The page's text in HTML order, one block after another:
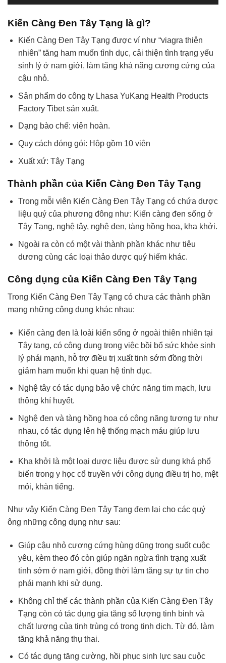
Kiến Càng Đen Tây Tạng là gì?
Kiến Càng Đen Tây Tạng được ví như “viagra thiên
nhiên” tăng ham muốn tình dục, cải thiện tình trạng yếu
sinh lý ở nam giới, làm tăng khả năng cương cứng của
cậu nhỏ.
Sản phẩm do công ty Lhasa YuKang Health Products
Factory Tibet sản xuất.
Dạng bào chế: viên hoàn.
Quy cách đóng gói: Hộp gồm 10 viên
Xuất xứ: Tây Tạng
Thành phần của Kiến Càng Đen Tây Tạng
Trong mỗi viên Kiến Càng Đen Tây Tạng có chứa dược
liệu quý của phương đông như: Kiến càng đen sống ở
Tây Tạng, nghệ tây, nghệ đen, tàng hồng hoa, kha khởi.
Ngoài ra còn có một vài thành phần khác như tiêu
dương cùng các loại thảo dược quý hiếm khác.
Công dụng của Kiến Càng Đen Tây Tạng
Trong Kiến Càng Đen Tây Tạng có chưa các thành phần
mang những công dụng khác nhau:
Kiến càng đen là loài kiến sống ở ngoài thiên nhiên tại
Tây tạng, có công dụng trong việc bồi bổ sức khỏe sinh
lý phái mạnh, hỗ trợ điều trị xuất tinh sớm đồng thời
giảm ham muốn khi quan hệ tình dục.
Nghệ tây có tác dụng bảo vệ chức năng tim mạch, lưu
thông khí huyết.
Nghệ đen và tàng hồng hoa có công năng tương tự như
nhau, có tác dụng lên hệ thống mạch máu giúp lưu
thông tốt.
Kha khởi là một loại dược liệu được sử dụng khá phổ
biến trong y học cổ truyền với công dụng điều trị ho, mệt
mỏi, khàn tiếng.
Như vậy Kiến Càng Đen Tây Tạng đem lại cho các quý
ông những công dụng như sau:
Giúp cậu nhỏ cương cứng hùng dũng trong suốt cuộc
yêu, kèm theo đó còn giúp ngăn ngừa tình trạng xuất
tinh sớm ở nam giới, đồng thời làm tăng sự tự tin cho
phái mạnh khi sử dụng.
Không chỉ thế các thành phần của Kiến Càng Đen Tây
Tạng còn có tác dụng gia tăng số lượng tinh binh và
chất lượng của tinh trùng có trong tinh dịch. Từ đó, làm
tăng khả năng thụ thai.
Có tác dụng tăng cường, hồi phục sinh lực sau cuộc